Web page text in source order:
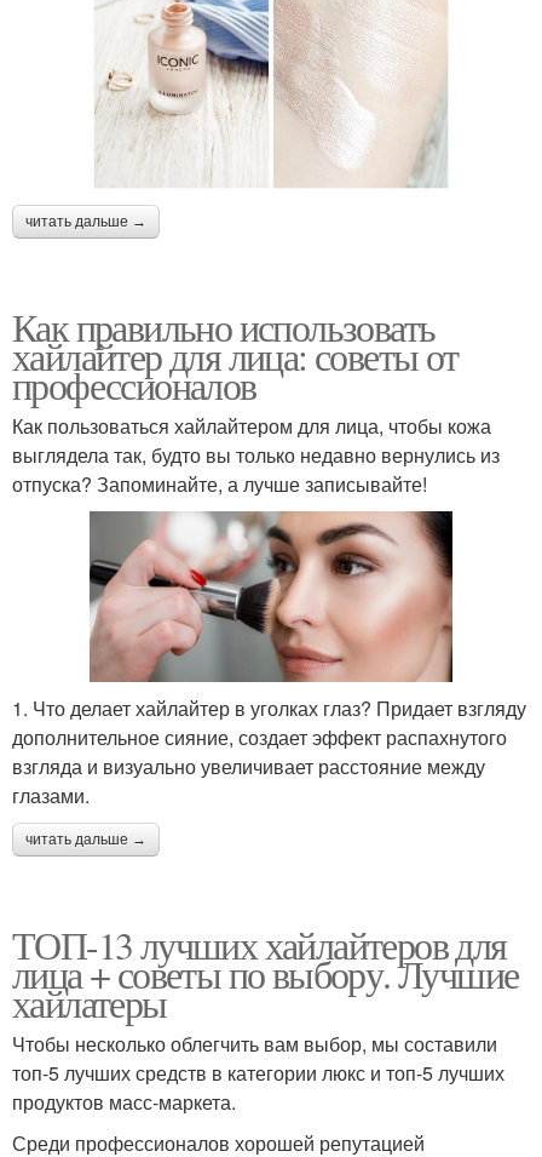
читать дальше →
Как правильно использовать
хайлайтер для лица: советы от
профессионалов
Как пользоваться хайлайтером для лица, чтобы кожа
выглядела так, будто вы только недавно вернулись из
отпуска? Запоминайте, а лучше записывайте!
1. Что делает хайлайтер в уголках глаз? Придает взгляду
дополнительное сияние, создает эффект распахнутого
взгляда и визуально увеличивает расстояние между
глазами.
читать дальше →
ТОП-13 лучших хайлайтеров для
лица + советы по выбору. Лучшие
хайлатеры
Чтобы несколько облегчить вам выбор, мы составили
топ-5 лучших средств в категории люкс и топ-5 лучших
продуктов масс-маркета.
Среди профессионалов хорошей репутацией